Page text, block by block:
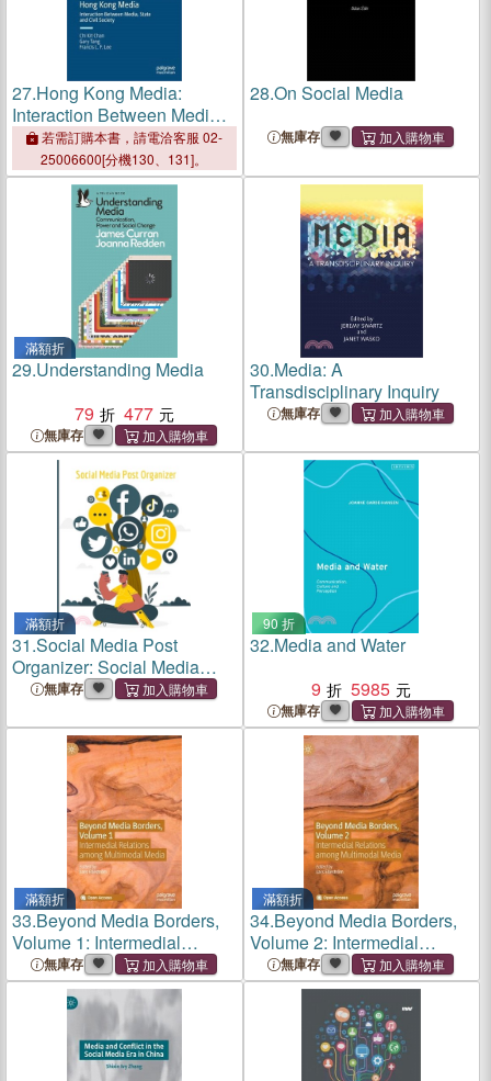
27.Hong Kong Media:
Interaction Between Media,
State and Civil Society
若需訂購本書，請電洽客服 02-
25006600[分機130、131]。
28.On Social Media
無庫存
滿額折
29.Understanding Media
79
477
無庫存
30.Media: A
Transdisciplinary Inquiry
無庫存
滿額折
31.Social Media Post
Organizer: Social Media
Posting Strategy - Social
Content (Become an
Influencer)
無庫存
90 折
32.Media and Water
9
5985
無庫存
滿額折
33.Beyond Media Borders,
Volume 1: Intermedial
Relations Among
Multimodal Media
無庫存
滿額折
34.Beyond Media Borders,
Volume 2: Intermedial
Relations Among
Multimodal Media
無庫存